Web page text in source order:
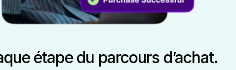
étape du parcours d’achat.